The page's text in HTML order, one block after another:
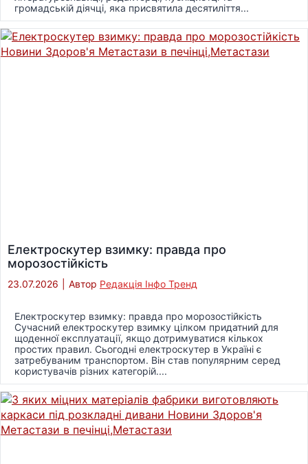
громадській діячці, яка присвятила десятиліття...
Електроскутер взимку: правда про
морозостійкість
23.07.2026 Автор Редакція Інфо Тренд
Електроскутер взимку: правда про морозостійкість
Сучасний електроскутер взимку цілком придатний для
щоденної експлуатації, якщо дотримуватися кількох
простих правил. Сьогодні електроскутер в Україні є
затребуваним транспортом. Він став популярним серед
користувачів різних категорій....